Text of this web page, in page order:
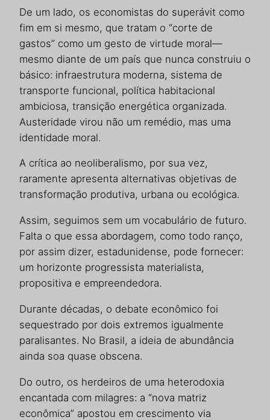
De um lado, os economistas do superávit como
fim em si mesmo, que tratam o “corte de
gastos” como um gesto de virtude moral—
mesmo diante de um país que nunca construiu o
básico: infraestrutura moderna, sistema de
transporte funcional, política habitacional
ambiciosa, transição energética organizada.
Austeridade virou não um remédio, mas uma
identidade moral.
A crítica ao neoliberalismo, por sua vez,
raramente apresenta alternativas objetivas de
transformação produtiva, urbana ou ecológica.
Assim, seguimos sem um vocabulário de futuro.
Falta o que essa abordagem, como todo ranço,
por assim dizer, estadunidense, pode fornecer:
um horizonte progressista materialista,
propositiva e empreendedora.
Durante décadas, o debate econômico foi
sequestrado por dois extremos igualmente
paralisantes. No Brasil, a ideia de abundância
ainda soa quase obscena.
Do outro, os herdeiros de uma heterodoxia
encantada com milagres: a “nova matriz
econômica” apostou em crescimento via